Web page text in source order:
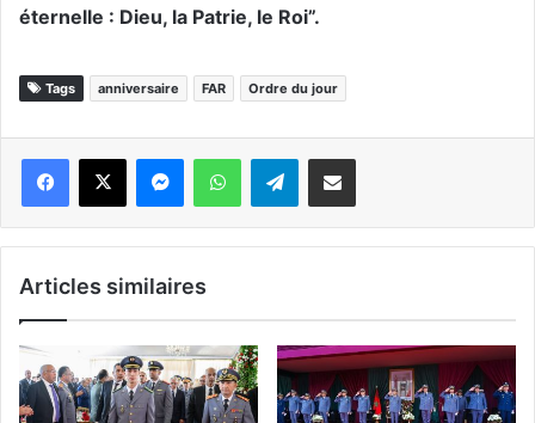
éternelle : Dieu, la Patrie, le Roi”.
Tags anniversaire FAR Ordre du jour
WhatsApp Telegram
Articles similaires